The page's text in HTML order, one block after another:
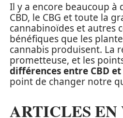
Il y a encore beaucoup à
CBD, le CBG et toute la
cannabinoïdes et autres
bénéfiques que les
cannabis produisent. La
prometteuse, et les
différences entre CBD et
point de changer notre
ARTICLES